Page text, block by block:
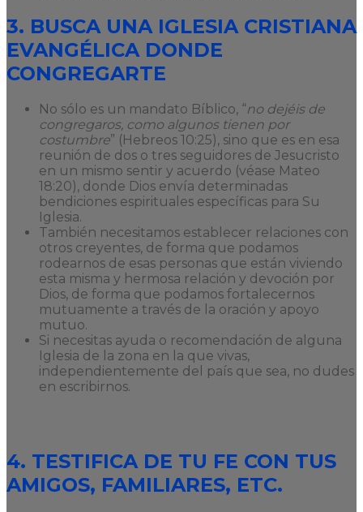
3. BUSCA UNA IGLESIA CRISTIANA
EVANGÉLICA DONDE
CONGREGARTE
No sólo es un mandato Bíblico, “no dejéis de
congregaros, como algunos tienen por
costumbre” (Hebreos 10:25), sino que es en esa
reunión de dos o tres seguidores de Jesucristo
en un mismo sentir y acuerdo (véase Mateo
18:20), donde Dios envía determinadas
bendiciones espirituales específicas para Su
Iglesia.
También necesitamos establecer relaciones con
otros creyentes, de forma que podamos
rodearnos de esas personas que están viviendo
esta misma y hermosa relación y devoción por
Dios, de forma que podamos fortalecernos
mutuamente a través de la oración y apoyo
mutuo.
Si necesitas ayuda o recomendación de alguna
Iglesia de la zona en la que vivas,
independientemente del país que sea, no dudes
en escribirnos.
4. TESTIFICA DE TU FE CON TUS
AMIGOS, FAMILIARES, ETC.